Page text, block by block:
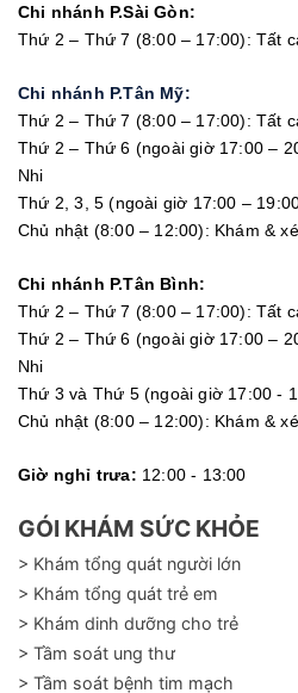
Chi nhánh P.Sài Gòn:
Thứ 2 – Thứ 7 (8:00 – 17:00): Tất
Chi nhánh P.Tân Mỹ:
Thứ 2 – Thứ 7 (8:00 – 17:00): Tất
Thứ 2 – Thứ 6 (ngoài giờ 17:00 –
Nhi
Thứ 2, 3, 5 (ngoài giờ 17:00 –
Chủ nhật (8:00 – 12:00): Khám &
Chi nhánh P.Tân Bình:
Thứ 2 – Thứ 7 (8:00 – 17:00): Tất
Thứ 2 – Thứ 6 (ngoài giờ 17:00 –
Nhi
Thứ 3 và Thứ 5 (ngoài giờ 17:00 -
Chủ nhật (8:00 – 12:00): Khám &
Giờ nghỉ trưa: 12:00 - 13:00
GÓI KHÁM SỨC KHỎE
> Khám tổng quát người lớn
> Khám tổng quát trẻ em
> Khám dinh dưỡng cho trẻ
> Tầm soát ung thư
> Tầm soát bệnh tim mạch